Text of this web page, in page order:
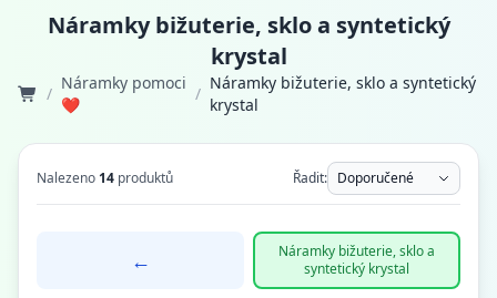
Náramky bižuterie, sklo a syntetický
krystal
/
Náramky pomoci
❤
/
Náramky bižuterie, sklo a syntetický
krystal
Nalezeno 14 produktů Řadit: Doporučené
←
Náramky bižuterie, sklo a
syntetický krystal